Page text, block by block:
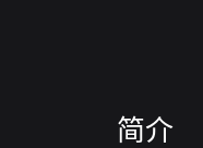
简介